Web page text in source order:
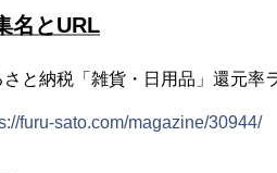
名とURL
さと納税「雑貨・日用品」還元率
furu-sato.com/magazine/30944/